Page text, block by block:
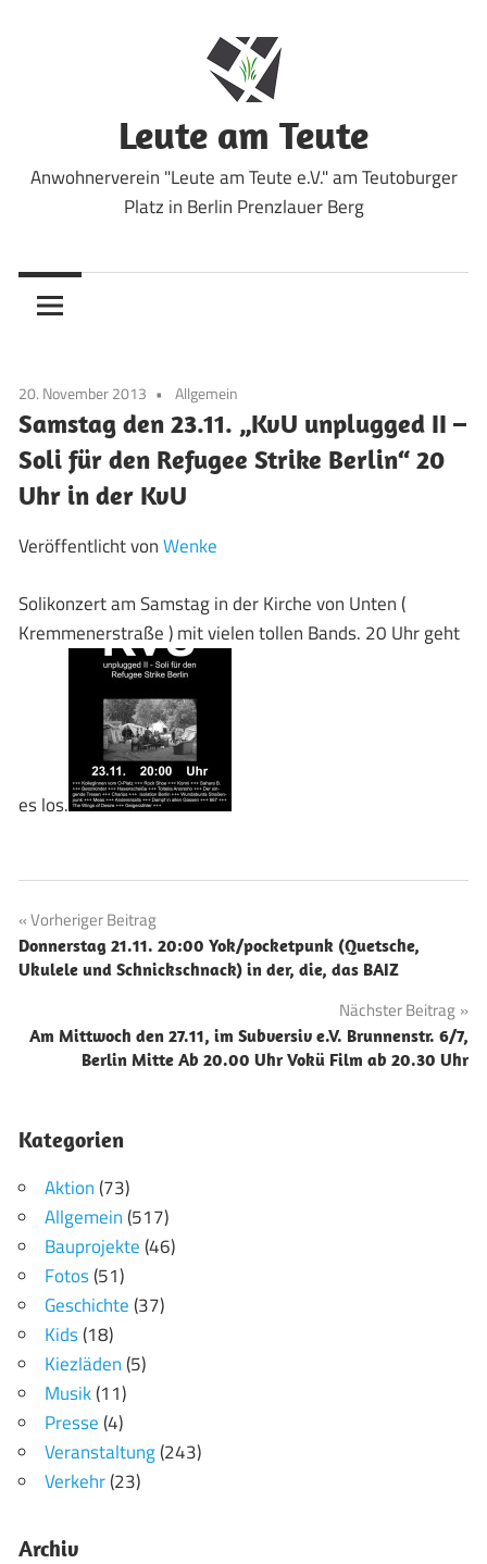
Leute am Teute
Anwohnerverein "Leute am Teute e.V." am Teutoburger
Platz in Berlin Prenzlauer Berg
20. November 2013 Allgemein
Samstag den 23.11. „KvU unplugged II –
Soli für den Refugee Strike Berlin“ 20
Uhr in der KvU
Veröffentlicht vonWenke
Solikonzert am Samstag in der Kirche von Unten (
Kremmenerstraße ) mit vielen tollen Bands. 20 Uhr geht
es los.
Beitragsnavigation
Vorheriger Beitrag
Donnerstag 21.11. 20:00 Yok/pocketpunk (Quetsche,
Ukulele und Schnickschnack) in der, die, das BAIZ
Nächster Beitrag
Am Mittwoch den 27.11, im Subversiv e.V. Brunnenstr. 6/7,
Berlin Mitte Ab 20.00 Uhr Vokü Film ab 20.30 Uhr
Kategorien
Aktion(73)
Allgemein(517)
Bauprojekte(46)
Fotos(51)
Geschichte(37)
Kids(18)
Kiezläden(5)
Musik(11)
Presse(4)
Veranstaltung(243)
Verkehr(23)
Archiv